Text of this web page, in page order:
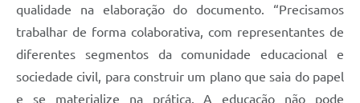
qualidade na elaboração do documento. “Precisamos
trabalhar de forma colaborativa, com representantes de
diferentes segmentos da comunidade educacional e
sociedade civil, para construir um plano que saia do papel
e se materialize na prática. A educação não pode